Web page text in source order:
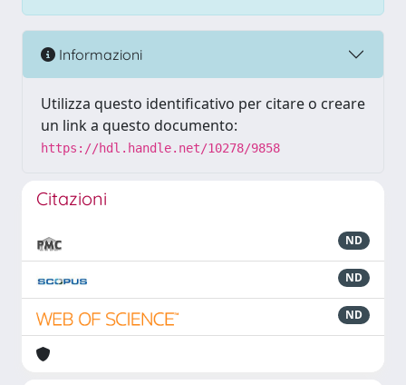
Informazioni
Utilizza questo identificativo per citare o creare
un link a questo documento:
https://hdl.handle.net/10278/9858
Citazioni
ND
ND
ND